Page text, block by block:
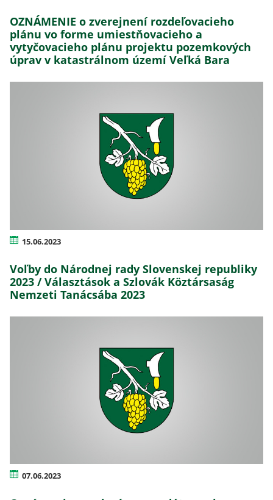
OZNÁMENIE o zverejnení rozdeľovacieho
plánu vo forme umiestňovacieho a
vytyčovacieho plánu projektu pozemkových
úprav v katastrálnom území Veľká Bara
15.06.2023
Voľby do Národnej rady Slovenskej republiky
2023 / Választások a Szlovák Köztársaság
Nemzeti Tanácsába 2023
07.06.2023